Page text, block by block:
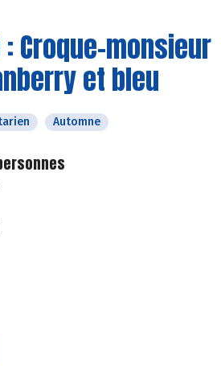
Croque-monsieur
et bleu
Automne